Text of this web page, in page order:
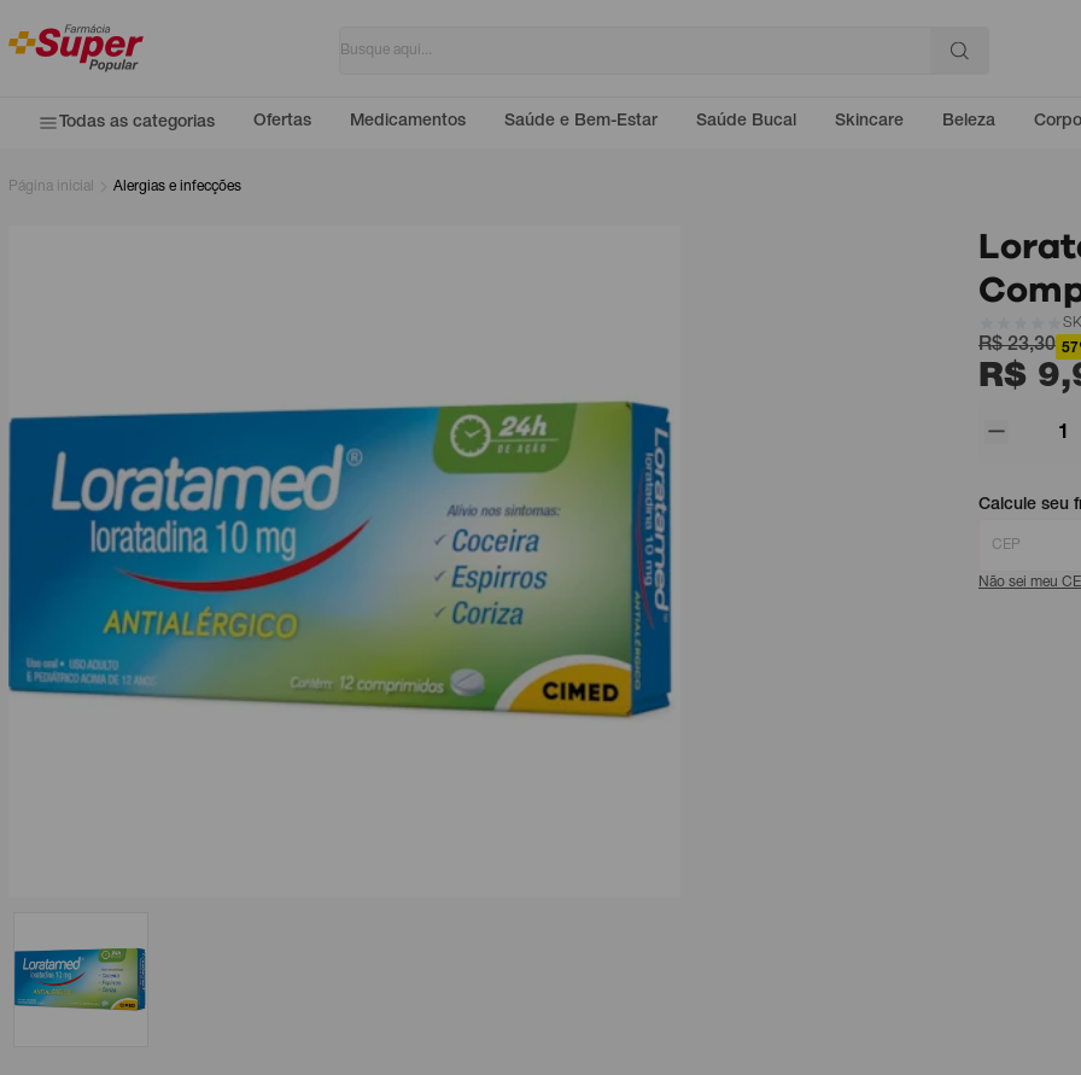
Todas as categorias Ofertas Medicamentos Saúde e Bem-Estar Saúde Bucal Skincare Beleza Corpo
Página inicial Alergias e infecções
R$ 23,30
R$
Calcule seu
Não sei meu